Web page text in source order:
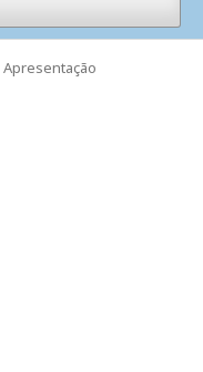
Apresentação